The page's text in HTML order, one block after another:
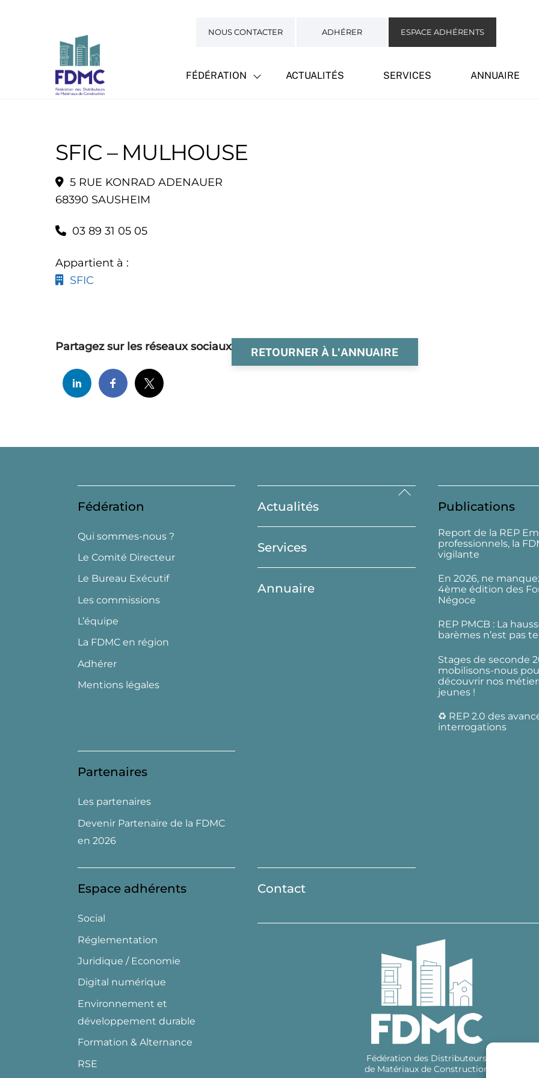
NOUS CONTACTER ADHÉRER ESPACE ADHÉRENTS
FÉDÉRATION ACTUALITÉS SERVICES ANNUAIRE
SFIC – MULHOUSE
5 RUE KONRAD ADENAUER
68390 SAUSHEIM
03 89 31 05 05
Appartient à :
SFIC
RETOURNER À L'ANNUAIRE
Partagez sur les réseaux sociaux
Back
Top
Fédération
Qui sommes-nous ?
Le Comité Directeur
Le Bureau Exécutif
Les commissions
L’équipe
La FDMC en région
Adhérer
Mentions légales
Actualités
Services
Annuaire
Publications
Report de la REP
professionnels, la
vigilante
En 2026, ne
4ème édition des
Négoce
REP PMCB : La
barèmes n’est pas
Stages de seconde
mobilisons-nous
découvrir nos
jeunes !
♻️ REP 2.0 des
interrogations
Partenaires
Les partenaires
Devenir Partenaire de la FDMC
en 2026
Espace adhérents
Social
Réglementation
Juridique / Economie
Digital numérique
Environnement et
développement durable
Formation & Alternance
RSE
Contact
Fédération des Distributeurs
de Matériaux de Construction